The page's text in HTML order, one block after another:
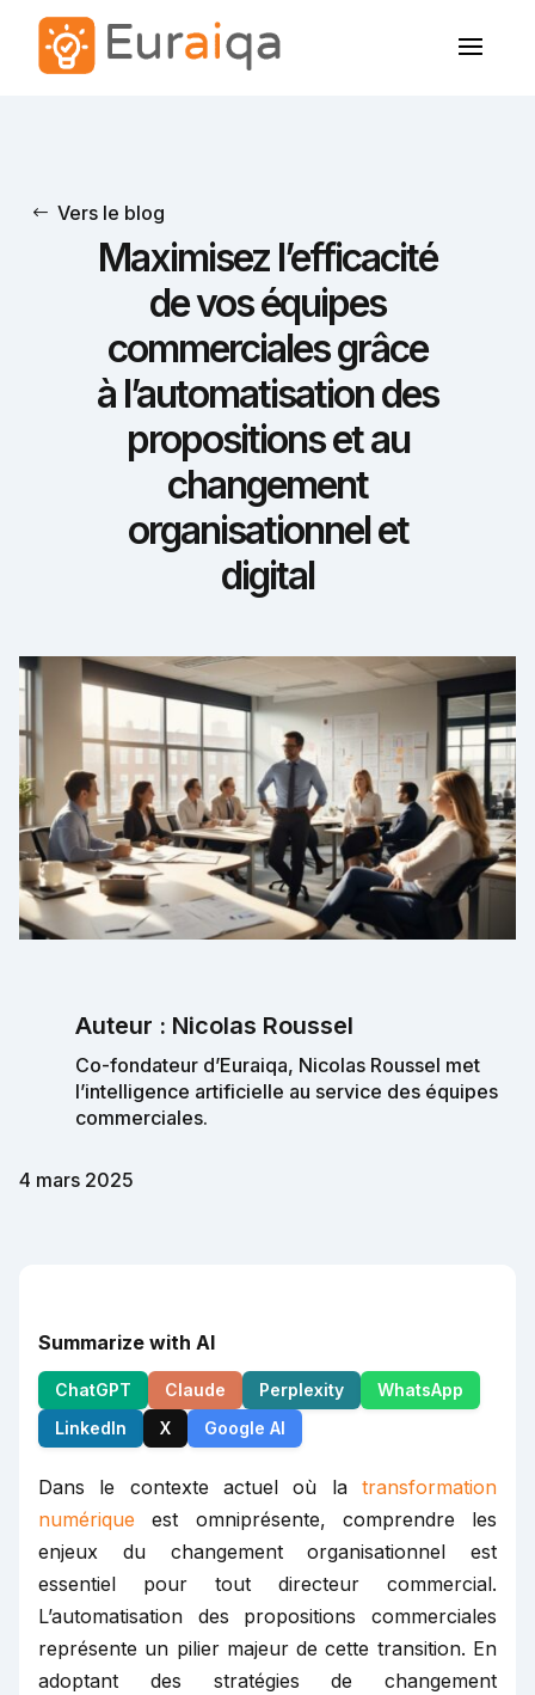
Vers le blog
Maximisez l’efficacité
de vos équipes
commerciales grâce
à l’automatisation des
propositions et au
changement
organisationnel et
digital
Auteur : Nicolas Roussel
Co-fondateur d’Euraiqa, Nicolas Roussel met
l’intelligence artificielle au service des équipes
commerciales.
4 mars 2025
Summarize with AI
ChatGPT Claude Perplexity
WhatsApp
LinkedIn
X Google AI
Dans le contexte actuel où la transformation
numérique est omniprésente, comprendre les
enjeux du changement organisationnel est
essentiel pour tout directeur commercial.
L’automatisation des propositions commerciales
représente un pilier majeur de cette transition. En
adoptant des stratégies de changement